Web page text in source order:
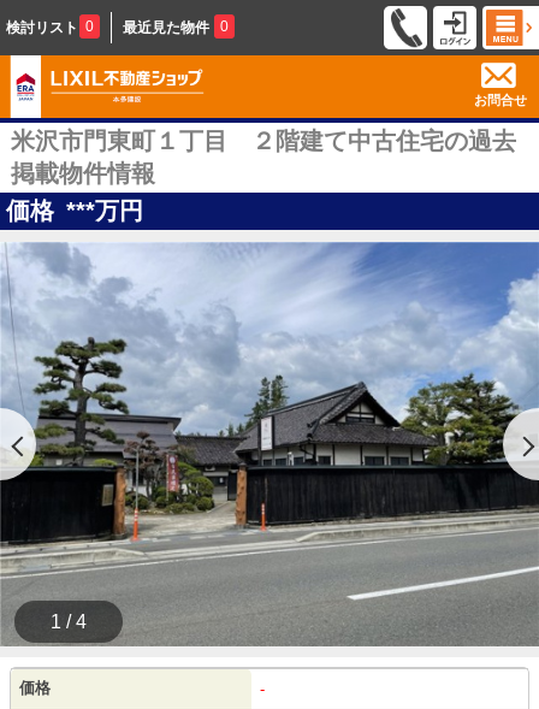
検討リスト 0 最近見た物件 0
お問合せ
米沢市門東町１丁目 ２階建て中古住宅の過去
掲載物件情報
価格 ***万円
1 / 4
価格 -